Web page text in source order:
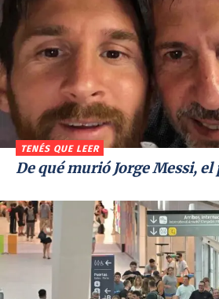
TENÉS QUE LEER
De qué murió Jorge Messi,